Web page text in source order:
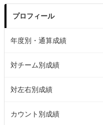
プロフィール
年度別・通算成績
対チーム別成績
対左右別成績
カウント別成績